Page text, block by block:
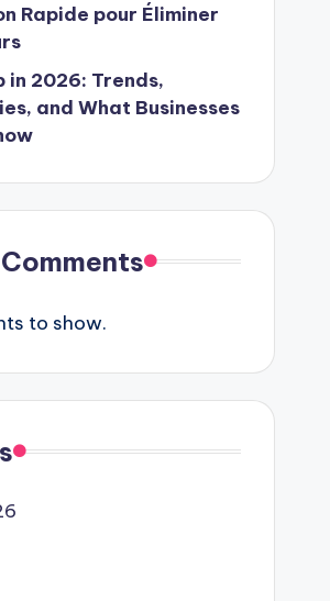
Rapide pour Éliminer
in 2026: Trends,
and What Businesses
to show.